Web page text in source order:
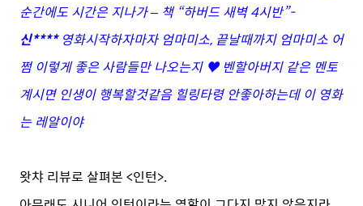
순간에도 시간은 지나가 – 책 “하버드 새벽 4시반”-
신****영화시작하자마자 엄마미소, 끝날때까지 엄마미소 어
쩜 이렇게 좋은 사람들만 나오는지 ♥ 벤할아버지 같은 멘토
계시면 인생이 행복할것같음 힐링타령 안좋아하는데 이 영화
는 레알이야
왓챠 리뷰로 살펴본 <인턴>.